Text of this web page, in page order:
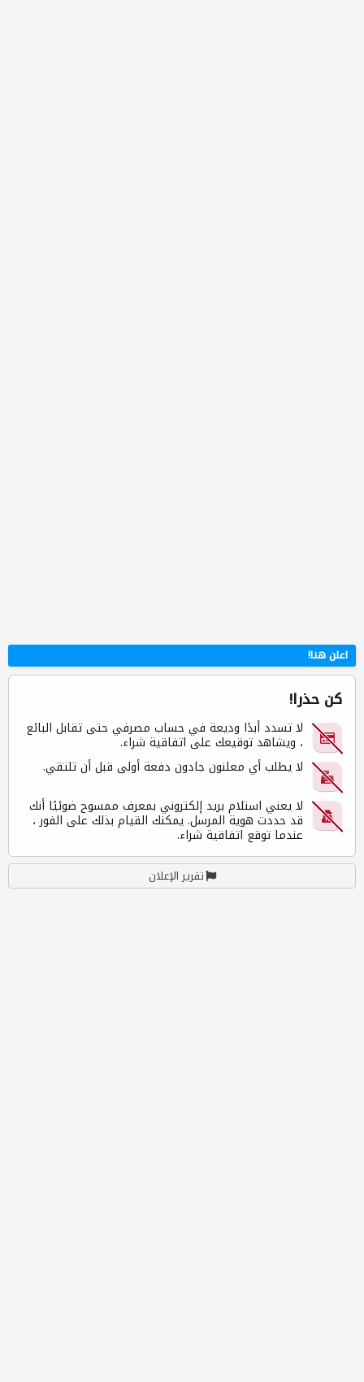
اعلن هنا!
كن حذرا!
لا تسدد أبدًا وديعة في حساب مصرفي حتى تقابل البائع
، ويشاهد توقيعك على اتفاقية شراء.
لا يطلب أي معلنون جادون دفعة أولى قبل أن تلتقي.
لا يعني استلام بريد إلكتروني بمعرف ممسوح ضوئيًا أنك
قد حددت هوية المرسل. يمكنك القيام بذلك على الفور ،
عندما توقع اتفاقية شراء.
تقرير الإعلان